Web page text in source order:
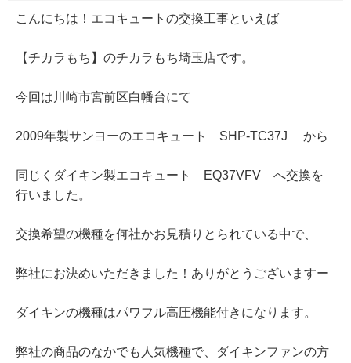
こんにちは！エコキュートの交換工事といえば
【チカラもち】のチカラもち埼玉店です。
今回は川崎市宮前区白幡台にて
2009年製サンヨーのエコキュート SHP-TC37J から
同じくダイキン製エコキュート EQ37VFV へ交換を
行いました。
交換希望の機種を何社かお見積りとられている中で、
弊社にお決めいただきました！ありがとうございますー
ダイキンの機種はパワフル高圧機能付きになります。
弊社の商品のなかでも人気機種で、ダイキンファンの方